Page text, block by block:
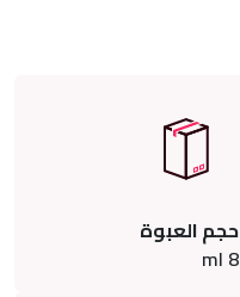
حجم العبوة
8